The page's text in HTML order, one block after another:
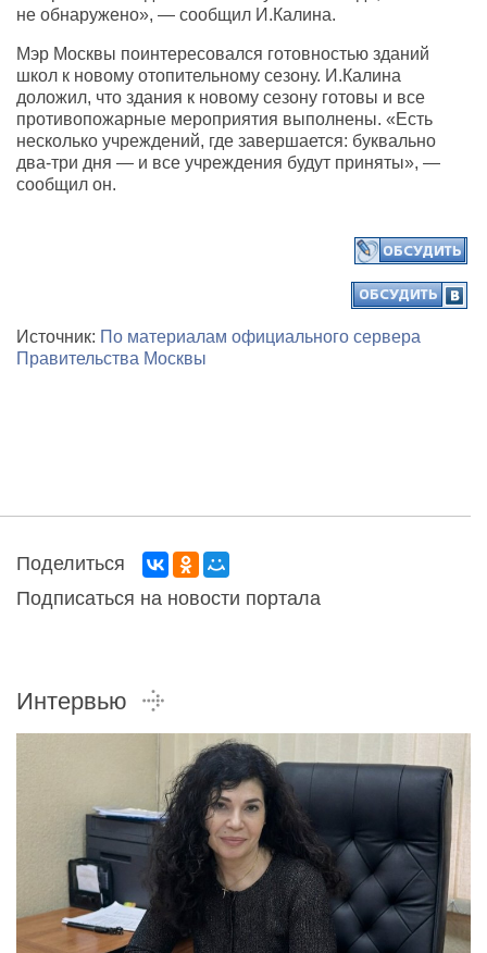
не обнаружено», — сообщил И.Калина.
Мэр Москвы поинтересовался готовностью зданий
школ к новому отопительному сезону. И.Калина
доложил, что здания к новому сезону готовы и все
противопожарные мероприятия выполнены. «Есть
несколько учреждений, где завершается: буквально
два-три дня — и все учреждения будут приняты», —
сообщил он.
Источник: По материалам официального сервера
Правительства Москвы
Поделиться
Подписаться на новости портала
Интервью